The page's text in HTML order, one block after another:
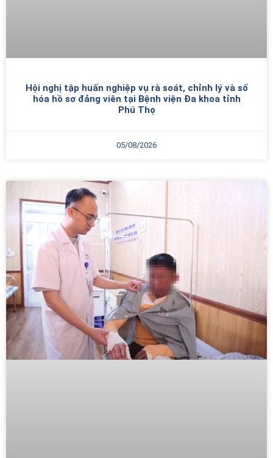
Hội nghị tập huấn nghiệp vụ rà soát, chỉnh lý và số
hóa hồ sơ đảng viên tại Bệnh viện Đa khoa tỉnh
Phú Thọ
05/08/2026